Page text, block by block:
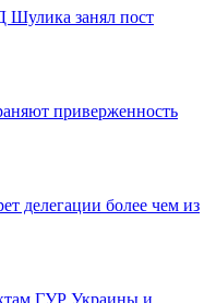
Шулика занял пост
приверженность
делегации более чем из
ГУР Украины и